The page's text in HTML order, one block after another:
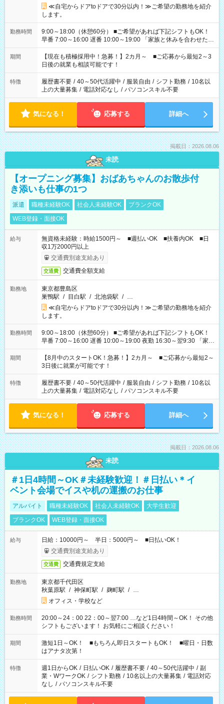
≪自宅からドアtoドアで30分以内！≫ご希望の勤務地を紹介
します。
勤務時間
9:00～18:00（休憩60分） ■ご希望があれば下記シフトもOK！
早番 7:00～16:00 遅番 10:00～19:00 「家族と休みを合わせた
い」 「余裕を持って夕飯の準備がしたい」 「できれば残業はし
たくない」 など、ご希望を教えてくださいね。 ※Wワーク希望
の方へ 今ご覧のお仕事で希望する勤務時間と、もう1つのお仕事
の勤務時間。 合計で週40時間を超える場合は応募できません。
期間
【現在も積極採用中！急募！】2カ月～ ■ご応募から最短2～3
日後の就業も相談可能です！
特徴 履歴書不要 / 40～50代活躍中 / 服装自由 / シフト勤務 / 10名以
上の大量募集 / 電話対応なし / パソコンスキル不要
気になる！ 応募する 詳細へ
掲載日：2026.08.06
未読
【オープニング募集】おばあちゃんのお散歩付
き添いも仕事の1つ
派遣 職種未経験OK 社会人未経験OK
ブランクOK
WEB登録・面接OK
給与
無資格未経験：時給1500円～ ■週払いOK ■扶養内OK ■日
収1万2000円以上
交通費別途支給あり
交通費 交通費全額支給
勤務地
東京都豊島区
巣鴨駅 / 目白駅 / 北池袋駅 / …
≪自宅からドアtoドアで30分以内！≫ご希望の勤務地を紹介
します。
勤務時間
9:00～18:00（休憩60分） ■ご希望があれば下記シフトもOK！
早番 7:00～16:00 遅番 10:00～19:00 夜勤 16:30～翌9:30 「家族
と休みを合わせたい」 「余裕を持って夕飯の準備がしたい」
「できれば残業はしたくない」 など、ご希望を教えてください
ね。 ※Wワーク希望の方へ 今ご覧のお仕事で希望する勤務時間
と、もう1つのお仕事の勤務時間。 合計で週40時間を超える場
合は応募できません。
期間
【8月中のスタートOK！急募！】2カ月～ ■ご応募から最短2～
3日後に就業が可能です！
特徴 履歴書不要 / 40～50代活躍中 / 服装自由 / シフト勤務 / 10名以
上の大量募集 / 電話対応なし / パソコンスキル不要
気になる！ 応募する 詳細へ
掲載日：2026.08.06
未読
＃1日4時間～OK＃未経験歓迎！＃日払い＊イ
ベント会場でイスや机の運搬のお仕事
アルバイト 職種未経験OK 社会人未経験OK
大学生歓迎
ブランクOK
WEB登録・面接OK
給与
日給：10000円～ 半日：5000円～ ■日払いOK！
交通費別途支給あり
交通費 交通費規定支給
勤務地
東京都千代田区
秋葉原駅 / 神保町駅 / 麹町駅 / …
オフィス・学校など
勤務時間
20:00～24：00 22：00～翌7:00 …など1日4時間～OK！ その他
シフトもございます！ お気軽にご相談ください！
期間
激短1日～OK！ ■もちろん即日スタートもOK！ ■曜日・日数
はアナタ次第！
特徴 週1日からOK / 日払いOK / 履歴書不要 / 40～50代活躍中 / 副
業・WワークOK / シフト勤務 / 10名以上の大量募集 / 電話対応
なし / パソコンスキル不要